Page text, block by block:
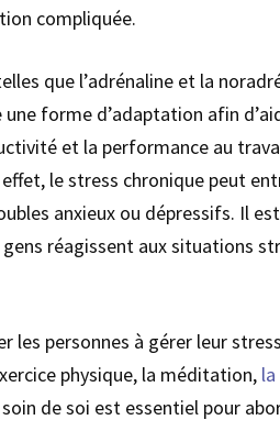
compliquée.
que l’adrénaline et la
forme d’adaptation afin
et la performance au
le stress chronique peut
anxieux ou dépressifs. Il
réagissent aux situations
les personnes à gérer leur
physique, la méditation,
de soi est essentiel pour